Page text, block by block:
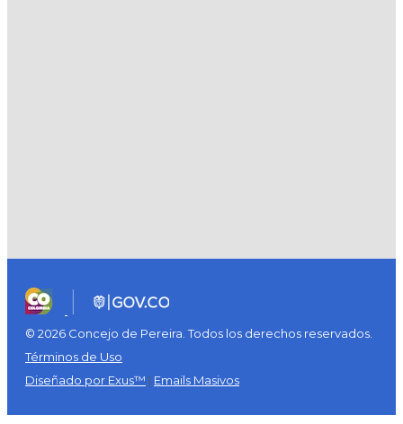
© 2026 Concejo de Pereira. Todos los derechos reservados.
Términos de Uso
Diseñado por Exus™ | Emails Masivos